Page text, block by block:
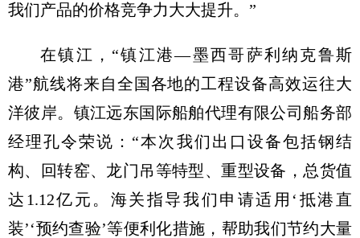
我们产品的价格竞争力大大提升。”
在镇江，“镇江港—墨西哥萨利纳克鲁斯
港”航线将来自全国各地的工程设备高效运往大
洋彼岸。镇江远东国际船舶代理有限公司船务部
经理孔令荣说：“本次我们出口设备包括钢结
构、回转窑、龙门吊等特型、重型设备，总货值
达1.12亿元。海关指导我们申请适用‘抵港直
装’‘预约查验’等便利化措施，帮助我们节约大量